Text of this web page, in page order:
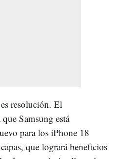
resolución. El
Samsung está
para los iPhone 18
que logrará beneficios